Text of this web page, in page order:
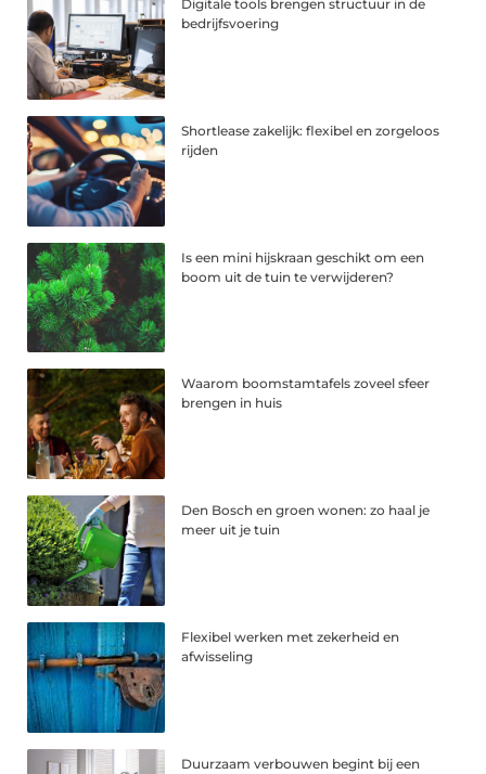
Digitale tools brengen structuur in de
bedrijfsvoering
Shortlease zakelijk: flexibel en zorgeloos
rijden
Is een mini hijskraan geschikt om een
boom uit de tuin te verwijderen?
Waarom boomstamtafels zoveel sfeer
brengen in huis
Den Bosch en groen wonen: zo haal je
meer uit je tuin
Flexibel werken met zekerheid en
afwisseling
Duurzaam verbouwen begint bij een